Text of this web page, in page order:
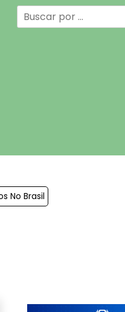
No Brasil